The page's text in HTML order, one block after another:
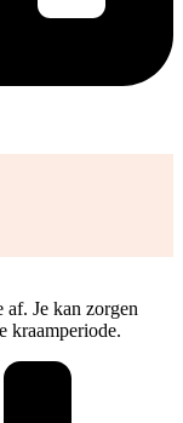
Je kan zorgen
kraamperiode.